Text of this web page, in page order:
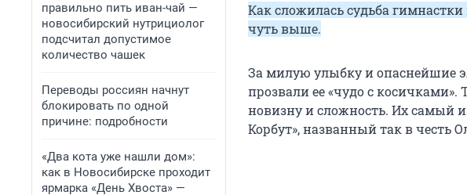
правильно пить иван-чай —
новосибирский нутрициолог
подсчитал допустимое
количество чашек
Переводы россиян начнут
блокировать по одной
причине: подробности
«Два кота уже нашли дом»:
как в Новосибирске проходит
ярмарка «День Хвоста» —
Как сложилась судьба
чуть выше.
За милую улыбку и опаснейшие
прозвали ее «чудо с
новизну и сложность. Их самый
Корбут», названный так в честь